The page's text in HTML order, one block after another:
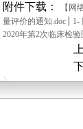
附件下载：
【网
量评价的通知.doc | 1-
2020年第2次临床检